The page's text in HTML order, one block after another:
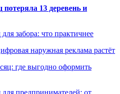
потеряла 13 деревень и
забора: что практичнее
наружная реклама растёт
где выгодно оформить
предпринимателей: от